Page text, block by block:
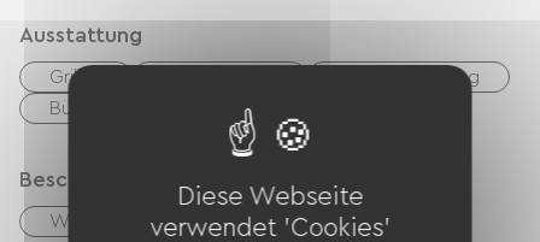
Ausstattung
Grillen
Babyausstattung
Bügelausrüstung
Waschmaschine
Beschreibung
Wohnzimmer / Aufenthaltsraum
Diese Webseite
verwendet 'Cookies'